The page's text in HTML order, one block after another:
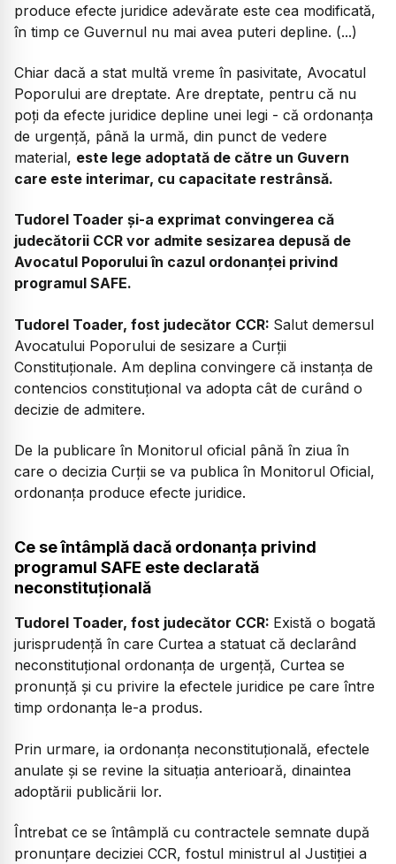
produce efecte juridice adevărate este cea modificată,
în timp ce Guvernul nu mai avea puteri depline. (...)
Chiar dacă a stat multă vreme în pasivitate, Avocatul
Poporului are dreptate. Are dreptate, pentru că nu
poți da efecte juridice depline unei legi - că ordonanța
de urgență, până la urmă, din punct de vedere
material, este lege adoptată de către un Guvern
care este interimar, cu capacitate restrânsă.
Tudorel Toader și-a exprimat convingerea că
judecătorii CCR vor admite sesizarea depusă de
Avocatul Poporului în cazul ordonanței privind
programul SAFE.
Tudorel Toader, fost judecător CCR: Salut demersul
Avocatului Poporului de sesizare a Curții
Constituționale. Am deplina convingere că instanța de
contencios constituțional va adopta cât de curând o
decizie de admitere.
De la publicare în Monitorul oficial până în ziua în
care o decizia Curții se va publica în Monitorul Oficial,
ordonanța produce efecte juridice.
Ce se întâmplă dacă ordonanța privind
programul SAFE este declarată
neconstituțională
Tudorel Toader, fost judecător CCR: Există o bogată
jurisprudență în care Curtea a statuat că declarând
neconstituțional ordonanța de urgență, Curtea se
pronunță și cu privire la efectele juridice pe care între
timp ordonanța le-a produs.
Prin urmare, ia ordonanța neconstituțională, efectele
anulate și se revine la situația anterioară, dinaintea
adoptării publicării lor.
Întrebat ce se întâmplă cu contractele semnate după
pronunțare deciziei CCR, fostul ministrul al Justiției a